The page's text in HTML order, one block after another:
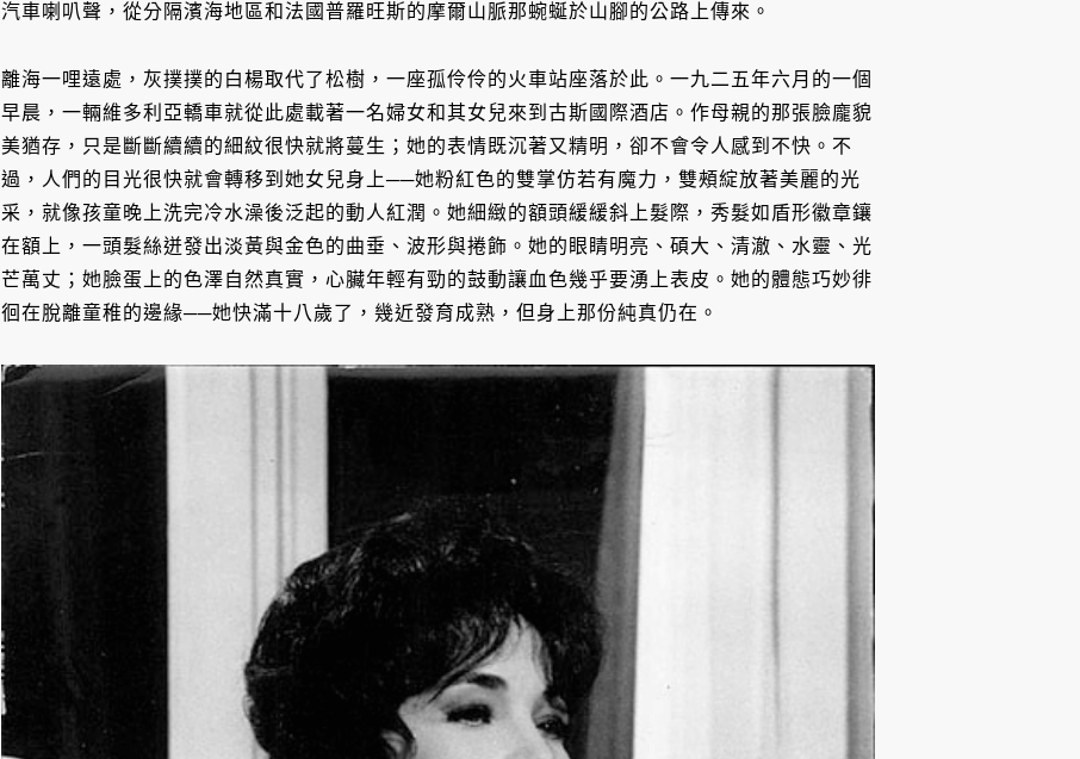
汽車喇叭聲，從分隔濱海地區和法國普羅旺斯的摩爾山脈那蜿蜒於山腳的公路上傳來。
離海一哩遠處，灰撲撲的白楊取代了松樹，一座孤伶伶的火車站座落於此。一九二五年六月的一個
早晨，一輛維多利亞轎車就從此處載著一名婦女和其女兒來到古斯國際酒店。作母親的那張臉龐貌
美猶存，只是斷斷續續的細紋很快就將蔓生；她的表情既沉著又精明，卻不會令人感到不快。不
過，人們的目光很快就會轉移到她女兒身上──她粉紅色的雙掌仿若有魔力，雙頰綻放著美麗的光
采，就像孩童晚上洗完冷水澡後泛起的動人紅潤。她細緻的額頭緩緩斜上髮際，秀髮如盾形徽章鑲
在額上，一頭髮絲迸發出淡黃與金色的曲垂、波形與捲飾。她的眼睛明亮、碩大、清澈、水靈、光
芒萬丈；她臉蛋上的色澤自然真實，心臟年輕有勁的鼓動讓血色幾乎要湧上表皮。她的體態巧妙徘
徊在脫離童稚的邊緣──她快滿十八歲了，幾近發育成熟，但身上那份純真仍在。